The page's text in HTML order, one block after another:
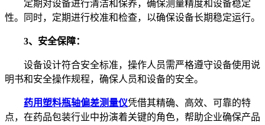
定期对设备进行清洁和保养，确保测量精度和设备稳定
性。同时，定期进行校准和检查，以确保设备长期稳定运行。
3、安全保障：
设备设计符合安全标准，操作人员需严格遵守设备使用说
明书和安全操作规程，确保人员和设备的安全。
药用塑料瓶轴偏差测量仪凭借其精确、高效、可靠的特
点，在药品包装行业中扮演着关键的角色，帮助企业确保产品